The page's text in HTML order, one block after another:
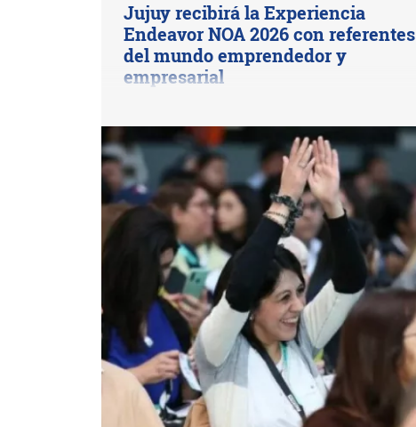
Jujuy recibirá la Experiencia
Endeavor NOA 2026 con referentes
del mundo emprendedor y
empresarial